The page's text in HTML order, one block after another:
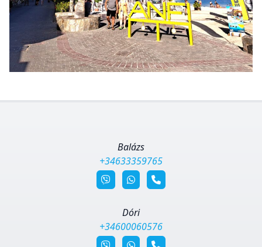
Balázs
+34633359765
Dóri
+34600060576